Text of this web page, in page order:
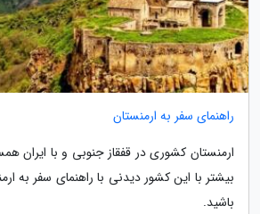
راهنمای سفر به ارمنستان
ارمنستان کشوری در قفقاز جنوبی و با ایران
بیشتر با این کشور دیدنی با راهنمای سفر به
باشید.